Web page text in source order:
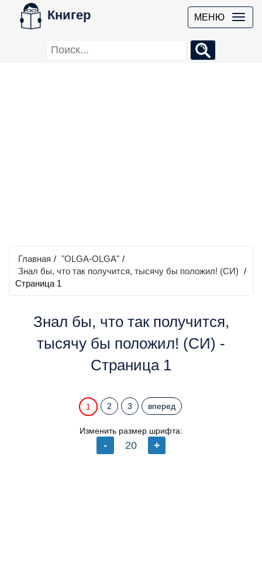
Книгер МЕНЮ
Главная / "OLGA-OLGA" /
Знал бы, что так получится, тысячу бы положил! (СИ) /
Страница 1
Знал бы, что так получится,
тысячу бы положил! (СИ) -
Страница 1
1 2 3 вперед
Изменить размер шрифта: